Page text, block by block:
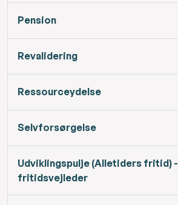
Pension
Revalidering
Ressourceydelse
Selvforsørgelse
Udviklingspulje (Alletiders fritid) -
fritidsvejleder